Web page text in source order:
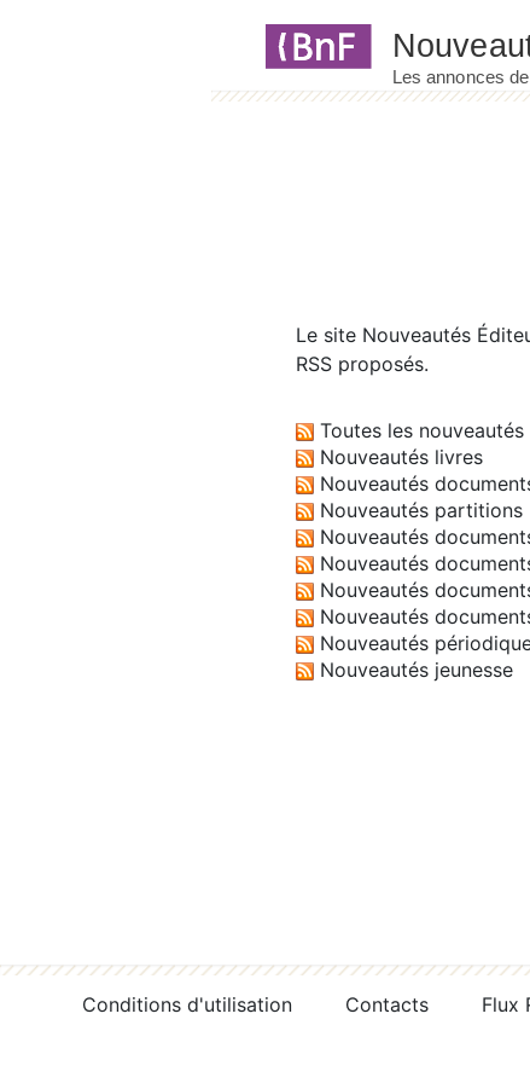
Le site Nouveautés
RSS proposés.
Toutes les nouveautés
Nouveautés livres
Nouveautés
Nouveautés partitions
Nouveautés
Nouveautés
Nouveautés
Nouveautés
Nouveautés
Nouveautés jeunesse
Conditions d'utilisation Contacts Flux